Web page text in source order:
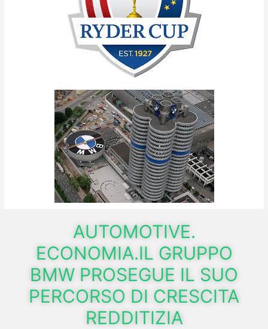
AUTOMOTIVE.
ECONOMIA.IL GRUPPO
BMW PROSEGUE IL SUO
PERCORSO DI CRESCITA
REDDITIZIA